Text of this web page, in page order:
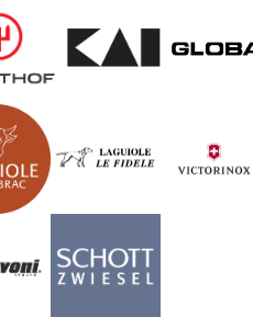
sur les cookies que nous
Paramètres de cookies